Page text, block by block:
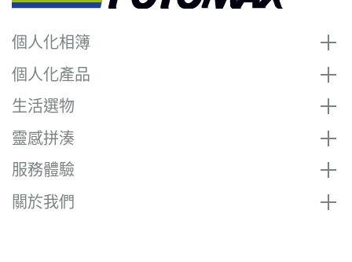
個人化相簿
個人化產品
生活選物
靈感拼湊
服務體驗
關於我們